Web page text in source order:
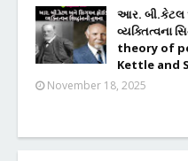
આર. બી.કેટલ
વ્યક્તિત્વના
theory of
Kettle and
November 18, 2025